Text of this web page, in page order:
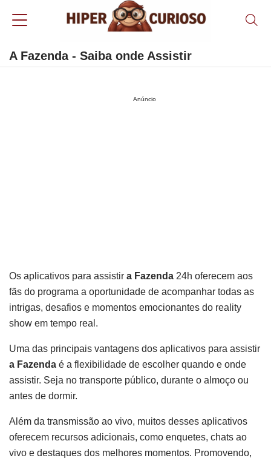
A Fazenda - Saiba onde Assistir
Anúncio
Os aplicativos para assistir a Fazenda 24h oferecem aos
fãs do programa a oportunidade de acompanhar todas as
intrigas, desafios e momentos emocionantes do reality
show em tempo real.
Uma das principais vantagens dos aplicativos para assistir
a Fazenda é a flexibilidade de escolher quando e onde
assistir. Seja no transporte público, durante o almoço ou
antes de dormir.
Além da transmissão ao vivo, muitos desses aplicativos
oferecem recursos adicionais, como enquetes, chats ao
vivo e destaques dos melhores momentos. Promovendo,